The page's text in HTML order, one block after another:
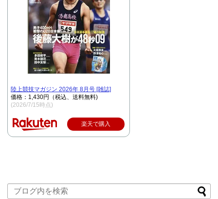
陸上競技マガジン 2026年 8月号 [雑誌]
価格：1,430円（税込、送料無料)
(2026/7/15時点)
楽天で購入